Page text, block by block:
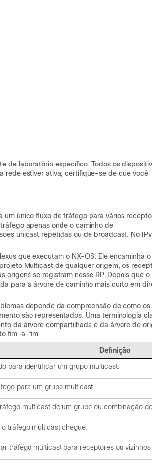
de laboratório específico. Todos os
rede estiver ativa, certifique-se de que você
um único fluxo de tráfego para vários
apenas onde o caminho de
unicast repetidas ou de broadcast. No
que executam o NX-OS. Ele encaminha o
Multicast de qualquer origem, os
origens se registram nesse RP. Depois que o
para a árvore de caminho mais curto em
depende da compreensão de como os
são representados. Uma terminologia
da árvore compartilhada e da árvore de
fim-a-fim.
Definição
para identificar um grupo multicast.
para um grupo multicast.
multicast de um grupo ou combinação
tráfego multicast chegue.
tráfego multicast para receptores ou vizinhos